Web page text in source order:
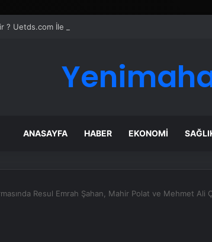
Uetds.com İle Akıllı Dijital Taşımacılık Yazılımı
ANASAYFA HABER EKONOMI
Resul Emrah Şahan, Mahir Polat ve Mehmet Ali